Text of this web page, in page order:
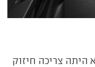
היתה צריכה חיזוק